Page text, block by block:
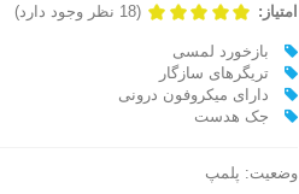
امتیاز: (18 نظر وجود دارد)
بازخورد لمسی
تریگرهای سازگار
دارای میکروفون درونی
جک هدست
وضعیت: پلمپ